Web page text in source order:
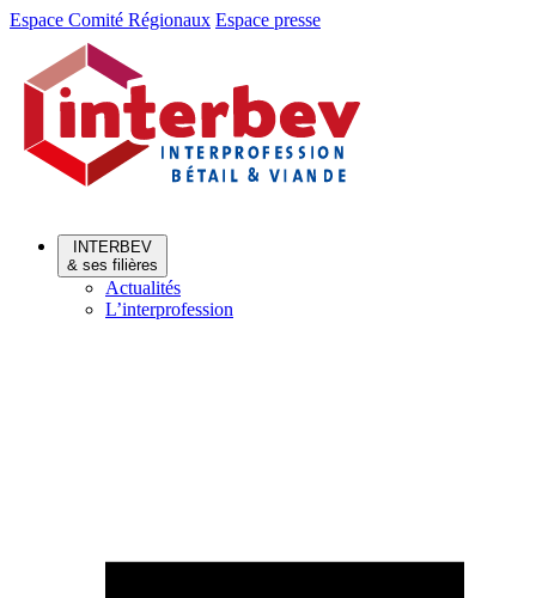
Aller
Aller
contenu
Espace Comité Régionaux Espace presse
INTERBEV
& ses filières
Actualités
L’interprofession